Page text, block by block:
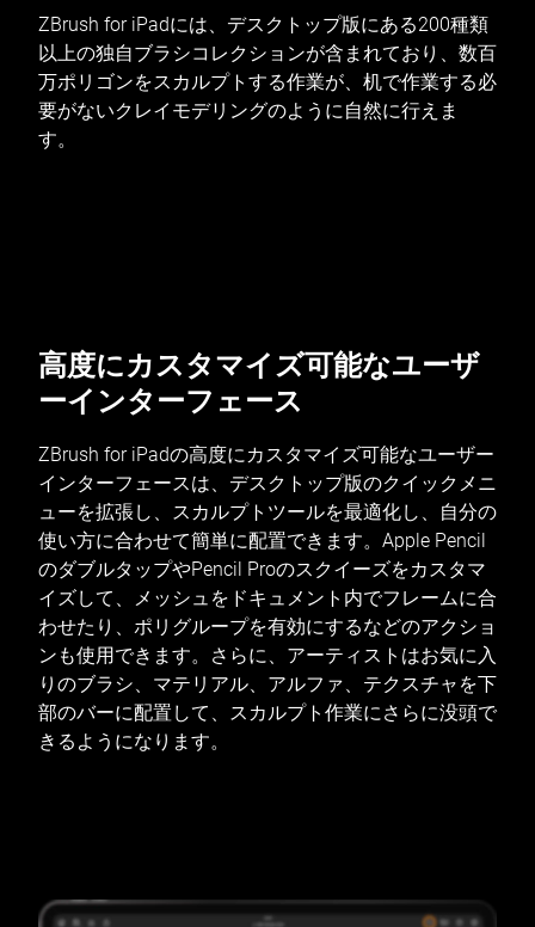
ZBrush for iPadには、デスクトップ版にある200種類
以上の独自ブラシコレクションが含まれており、数百
万ポリゴンをスカルプトする作業が、机で作業する必
要がないクレイモデリングのように自然に行えま
す。
高度にカスタマイズ可能なユーザ
ーインターフェース
ZBrush for iPadの高度にカスタマイズ可能なユーザー
インターフェースは、デスクトップ版のクイックメニ
ューを拡張し、スカルプトツールを最適化し、自分の
使い方に合わせて簡単に配置できます。Apple Pencil
のダブルタップやPencil Proのスクイーズをカスタマ
イズして、メッシュをドキュメント内でフレームに合
わせたり、ポリグループを有効にするなどのアクショ
ンも使用できます。さらに、アーティストはお気に入
りのブラシ、マテリアル、アルファ、テクスチャを下
部のバーに配置して、スカルプト作業にさらに没頭で
きるようになります。